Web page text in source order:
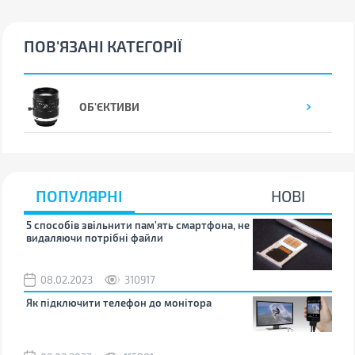
ПОВ'ЯЗАНІ КАТЕГОРІЇ
ОБ'ЄКТИВИ
ПОПУЛЯРНІ НОВІ
5 способів звільнити пам’ять смартфона, не
видаляючи потрібні файли
08.02.2023
310917
Як підключити телефон до монітора